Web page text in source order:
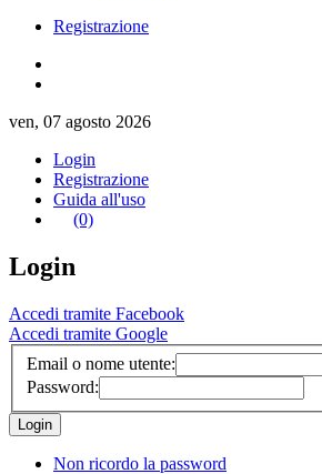
Registrazione
ven, 07 agosto 2026
Login
Registrazione
Guida all'uso
(0)
Login
Accedi tramite Facebook
Accedi tramite Google
Email o nome utente:
Password:
Non ricordo la password